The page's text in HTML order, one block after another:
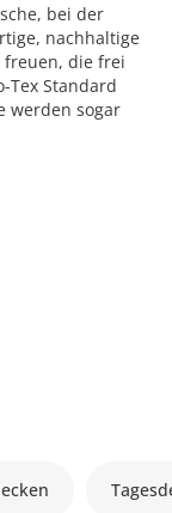
bei der
nachhaltige
die frei
Tex Standard
werden sogar